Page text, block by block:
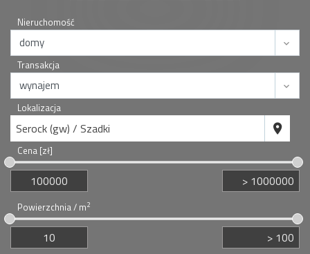
Nieruchomość
Transakcja
Lokalizacja
Serock (gw) / Szadki
Cena [zł]
Powierzchnia / m2